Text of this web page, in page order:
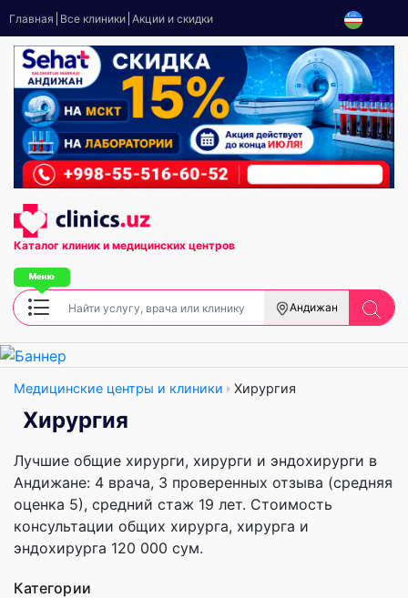
Главная Все клиники Акции и скидки
Каталог клиник и медицинских центров
Андижан
Медицинские центры и клиники Хирургия
Хирургия
Лучшие общие хирурги, хирурги и эндохирурги в
Андижане: 4 врача, 3 проверенных отзыва (средняя
оценка 5), cредний стаж 19 лет. Стоимость
консультации общих хирурга, хирурга и
эндохирурга 120 000 сум.
Категории